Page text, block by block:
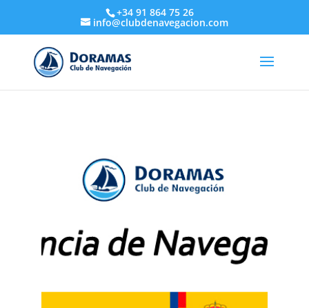
+34 91 864 75 26
info@clubdenavegacion.com